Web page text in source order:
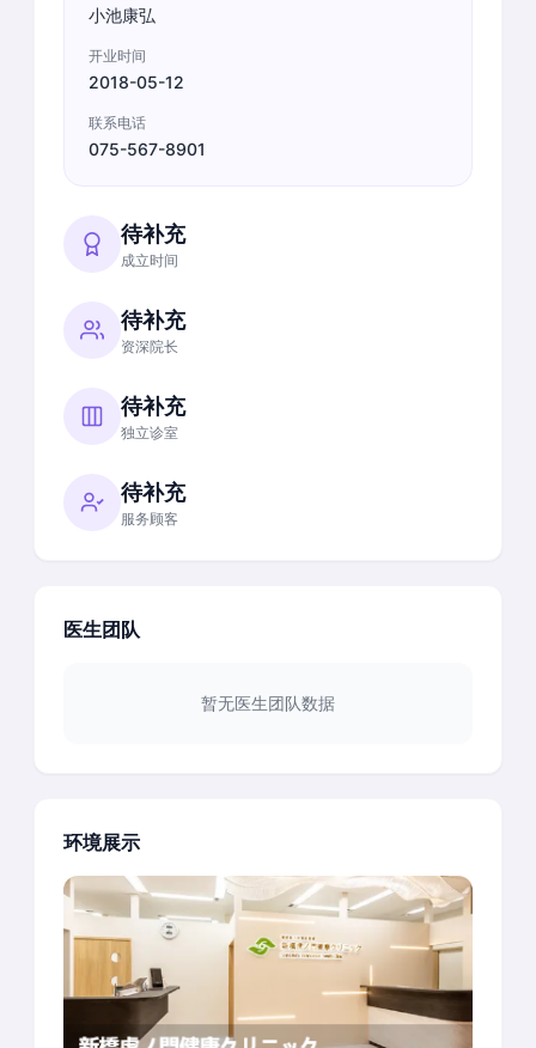
小池康弘
开业时间
2018-05-12
联系电话
075-567-8901
待补充
成立时间
待补充
资深院长
待补充
独立诊室
待补充
服务顾客
医生团队
暂无医生团队数据
环境展示